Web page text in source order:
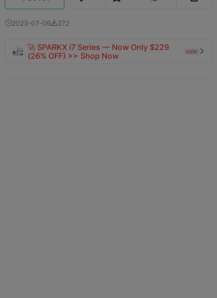
2023-07-06272
🚀 SPARKX i7 Series — Now Only $229
(26% OFF) >> Shop Now
sale 